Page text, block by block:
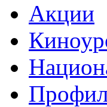
Акции